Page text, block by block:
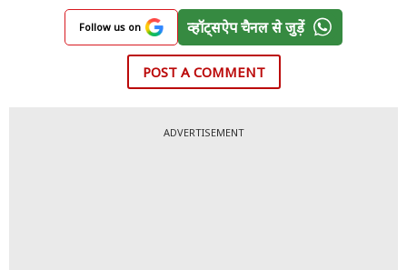
Follow us on व्हॉट्सऐप चैनल से जुड़ें
POST A COMMENT
ADVERTISEMENT